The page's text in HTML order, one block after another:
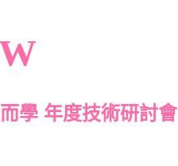
學 年度技術研討會